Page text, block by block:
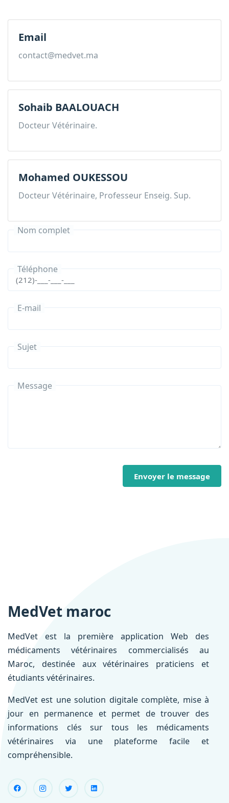
Email
contact@medvet.ma
Sohaib BAALOUACH
Docteur Vétérinaire.
Mohamed OUKESSOU
Docteur Vétérinaire, Professeur Enseig. Sup.
Nom complet
Téléphone
E-mail
Sujet
Message
Envoyer le message
MedVet maroc
MedVet est la première application Web des
médicaments vétérinaires commercialisés au
Maroc, destinée aux vétérinaires praticiens et
étudiants vétérinaires.
MedVet est une solution digitale complète, mise à
jour en permanence et permet de trouver des
informations clés sur tous les médicaments
vétérinaires via une plateforme facile et
compréhensible.